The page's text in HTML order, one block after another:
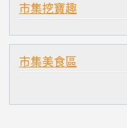
市集挖寶趣
市集美食區